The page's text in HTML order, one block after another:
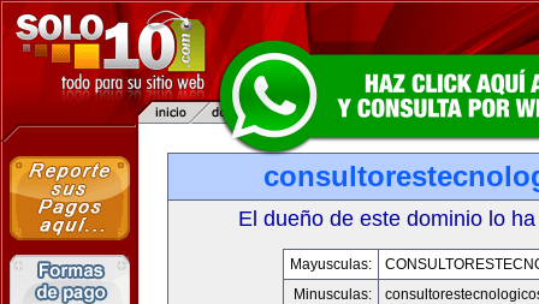
El dueño de este dominio lo
Mayusculas:
Minusculas: